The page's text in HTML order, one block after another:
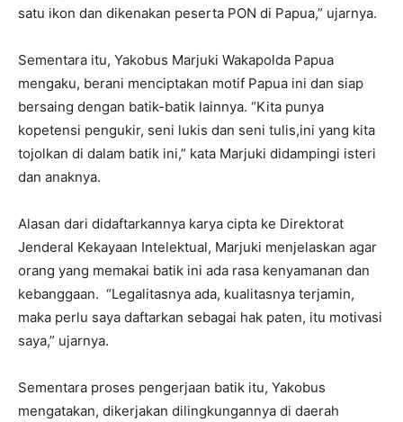
satu ikon dan dikenakan peserta PON di Papua,” ujarnya.
Sementara itu, Yakobus Marjuki Wakapolda Papua
mengaku, berani menciptakan motif Papua ini dan siap
bersaing dengan batik-batik lainnya. “Kita punya
kopetensi pengukir, seni lukis dan seni tulis,ini yang kita
tojolkan di dalam batik ini,” kata Marjuki didampingi isteri
dan anaknya.
Alasan dari didaftarkannya karya cipta ke Direktorat
Jenderal Kekayaan Intelektual, Marjuki menjelaskan agar
orang yang memakai batik ini ada rasa kenyamanan dan
kebanggaan. “Legalitasnya ada, kualitasnya terjamin,
maka perlu saya daftarkan sebagai hak paten, itu motivasi
saya,” ujarnya.
Sementara proses pengerjaan batik itu, Yakobus
mengatakan, dikerjakan dilingkungannya di daerah